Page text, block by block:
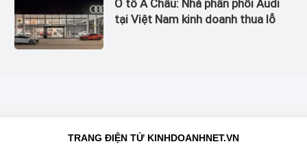
Ô tô Á Châu: Nhà phân phối Audi
tại Việt Nam kinh doanh thua lỗ
TRANG ĐIỆN TỬ KINHDOANHNET.VN